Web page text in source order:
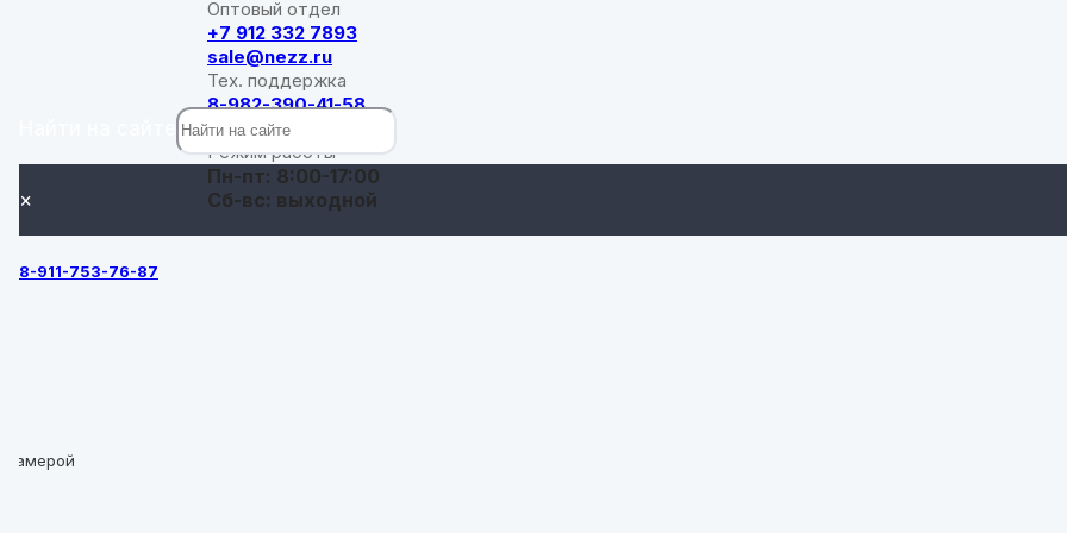
Оптовый отдел
+7 912 332 7893
sale@nezz.ru
Тех. поддержка
8-982-390-41-58
support@nezz.ru
Режим работы
Пн-пт: 8:00-17:00
Сб-вс: выходной
×
8-911-753-76-87
камерой